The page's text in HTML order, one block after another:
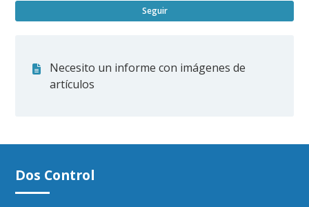
Seguir
Necesito un informe con imágenes de
artículos
Dos Control